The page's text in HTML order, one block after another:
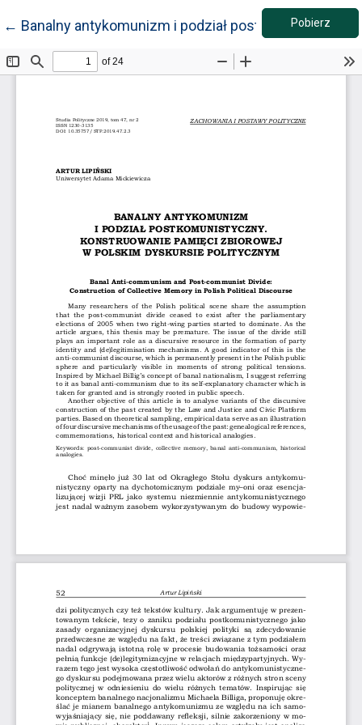
← Wróć do szczegółów artykułu
Banalny antykomunizm i podział Pobierz